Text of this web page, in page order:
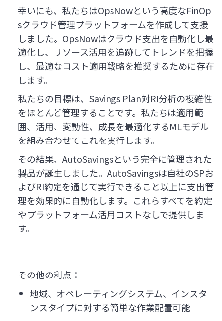
幸いにも、私たちはOpsNowという高度なFinOp
sクラウド管理プラットフォームを作成して支援
しました。OpsNowはクラウド支出を自動化し最
適化し、リソース活用を追跡してトレンドを把握
し、最適なコスト適用戦略を推奨するために存在
します。
私たちの目標は、Savings Plan対RI分析の複雑性
をほとんど管理することです。私たちは適用範
囲、活用、変動性、成長を最適化するMLモデル
を組み合わせてこれを実行します。
その結果、AutoSavingsという完全に管理された
製品が誕生しました。AutoSavingsは自社のSPお
よびRI約定を通じて実行できること以上に支出管
理を効果的に自動化します。これらすべてを約定
やプラットフォーム活用コストなしで提供しま
す。
その他の利点：
地域、オペレーティングシステム、インスタ
ンスタイプに対する簡単な作業配置可能